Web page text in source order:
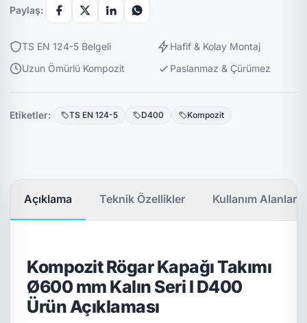
Paylaş:
TS EN 124-5 Belgeli
Hafif & Kolay Montaj
Uzun Ömürlü Kompozit
Paslanmaz & Çürümez
Etiketler: TS EN 124-5 D400 Kompozit
Açıklama Teknik Özellikler Kullanım Alanları
Kompozit Rögar Kapağı Takımı
Ø600 mm Kalın Seri I D400
Ürün Açıklaması